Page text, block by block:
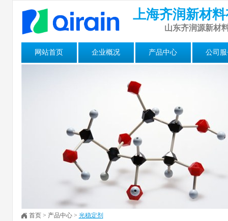
上海齐润新材
山东齐润源新材
网站首页 企业概况 产品中心 公司
首页> 产品中心> 光稳定剂